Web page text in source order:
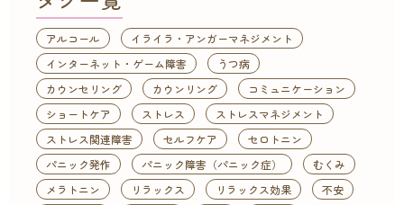
アルコール
イライラ・アンガーマネジメント
インターネット・ゲーム障害
うつ病
カウンセリング
カウンリング
コミュニケーション
ショートケア
ストレス
ストレスマネジメント
ストレス関連障害
セルフケア
セロトニン
パニック発作
パニック障害（パニック症）
むくみ
メラトニン
リラックス リラックス効果
不安